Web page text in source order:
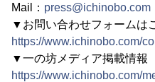
Mail： press@ichinobo.com
▼お問い合わせフォームは
https://www.ichinobo.com/
▼一の坊メディア掲載情報
https://www.ichinobo.com/